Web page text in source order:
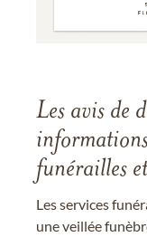
Les avis de
funérailles
Les services
une veillée